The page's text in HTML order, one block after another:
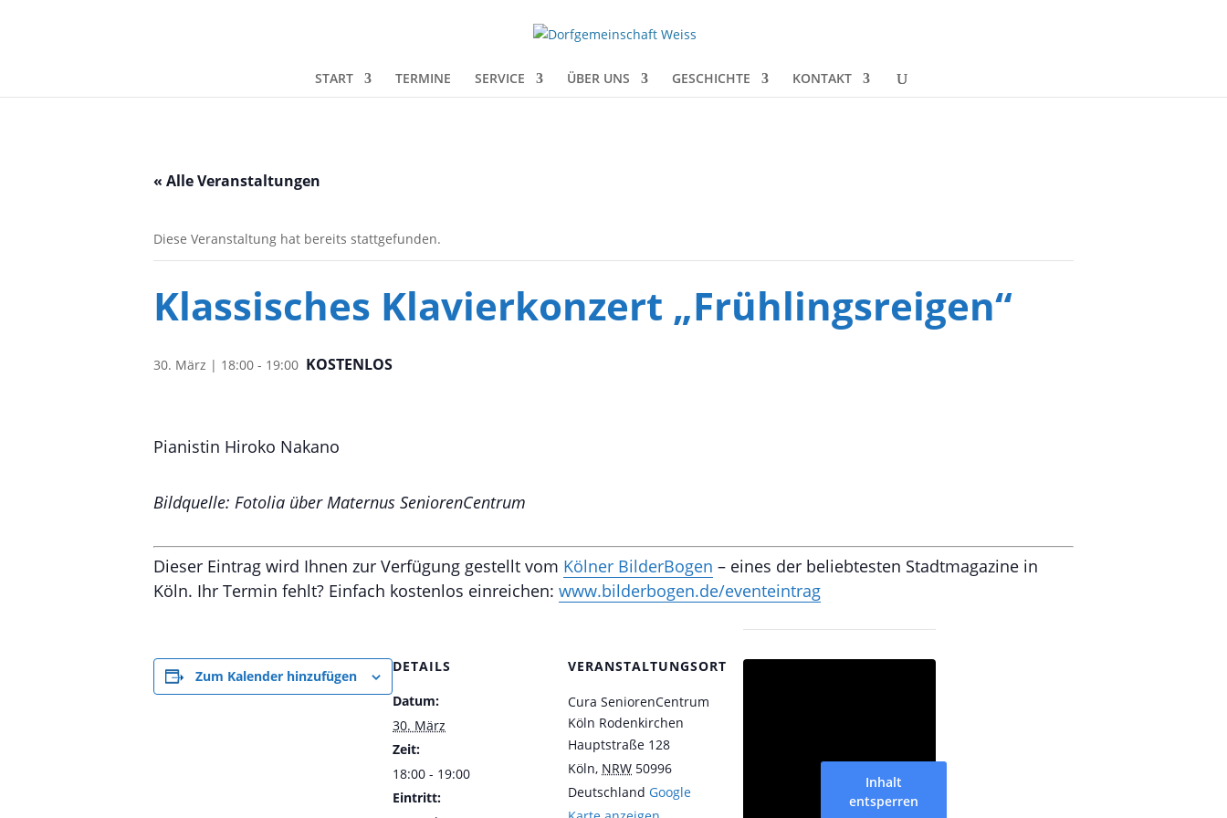
START TERMINE SERVICE ÜBER UNS GESCHICHTE KONTAKT
« Alle Veranstaltungen
Diese Veranstaltung hat bereits stattgefunden.
Klassisches Klavierkonzert „Frühlingsreigen“
30. März | 18:00 - 19:00 KOSTENLOS
Pianistin Hiroko Nakano
Bildquelle: Fotolia über Maternus SeniorenCentrum
Dieser Eintrag wird Ihnen zur Verfügung gestellt vom Kölner BilderBogen – eines der beliebtesten Stadtmagazine in
Köln. Ihr Termin fehlt? Einfach kostenlos einreichen: www.bilderbogen.de/eventeintrag
Zum Kalender hinzufügen
DETAILS
Datum:
30. März
Zeit:
18:00 - 19:00
Eintritt:
VERANSTALTUNGSORT
Cura SeniorenCentrum
Köln Rodenkirchen
Hauptstraße 128
Köln, NRW 50996
Deutschland Google
Inhalt
entsperren